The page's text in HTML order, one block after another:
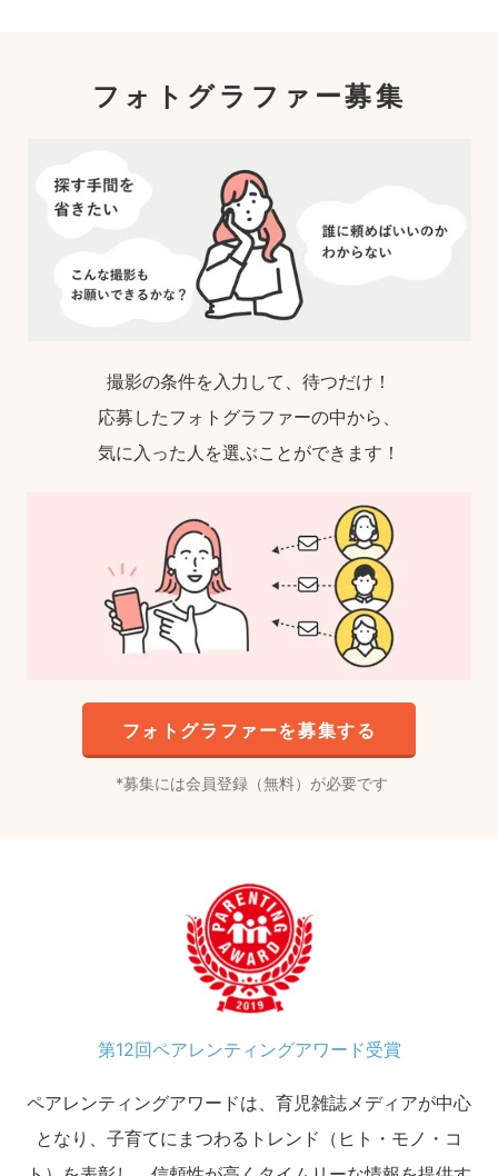
フォトグラファー募集
撮影の条件を入力して、待つだけ！
応募したフォトグラファーの中から、
気に入った人を選ぶことができます！
フォトグラファーを募集する
募集には会員登録（無料）が必要です
第12回ペアレンティングアワード受賞
ペアレンティングアワードは、育児雑誌メディアが中心
となり、子育てにまつわるトレンド（ヒト・モノ・コ